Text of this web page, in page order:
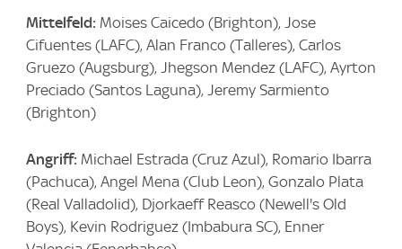
Mittelfeld: Moises Caicedo (Brighton), Jose
Cifuentes (LAFC), Alan Franco (Talleres), Carlos
Gruezo (Augsburg), Jhegson Mendez (LAFC), Ayrton
Preciado (Santos Laguna), Jeremy Sarmiento
(Brighton)
Angriff: Michael Estrada (Cruz Azul), Romario Ibarra
(Pachuca), Angel Mena (Club Leon), Gonzalo Plata
(Real Valladolid), Djorkaeff Reasco (Newell's Old
Boys), Kevin Rodriguez (Imbabura SC), Enner